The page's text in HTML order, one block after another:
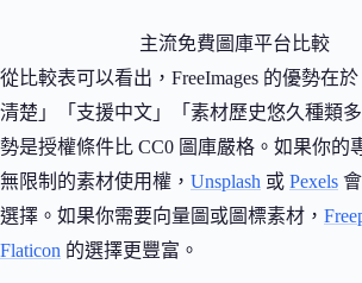
主流免費圖庫平台比較
從比較表可以看出，FreeImages 的優勢在
清楚」「支援中文」「素材歷史悠久種類
勢是授權條件比 CC0 圖庫嚴格。如果你的
無限制的素材使用權， Unsplash 或 Pexels
選擇。如果你需要向量圖或圖標素材，
Flaticon 的選擇更豐富。